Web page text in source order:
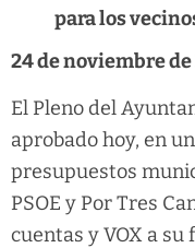
para los
24 de noviembre de
El Pleno del
aprobado hoy, en
presupuestos
PSOE y Por Tres
cuentas y VOX a su